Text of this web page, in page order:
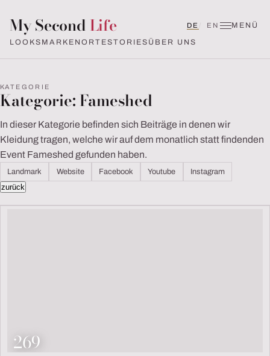
My Second Life
MENÜ
LOOKS MARKEN ORTESTORIES ÜBER UNS
DE Deutsch
EN English (UK)
KATEGORIE
Kategorie: Fameshed
In dieser Kategorie befinden sich Beiträge in denen wir
Kleidung tragen, welche wir auf dem monatlich statt findenden
Event Fameshed gefunden haben.
Landmark Website Facebook Youtube Instagram
zurück
Look Nummer
269